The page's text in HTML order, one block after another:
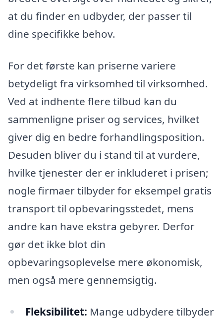
at du finder en udbyder, der passer til
dine specifikke behov.
For det første kan priserne variere
betydeligt fra virksomhed til virksomhed.
Ved at indhente flere tilbud kan du
sammenligne priser og services, hvilket
giver dig en bedre forhandlingsposition.
Desuden bliver du i stand til at vurdere,
hvilke tjenester der er inkluderet i prisen;
nogle firmaer tilbyder for eksempel gratis
transport til opbevaringsstedet, mens
andre kan have ekstra gebyrer. Derfor
gør det ikke blot din
opbevaringsoplevelse mere økonomisk,
men også mere gennemsigtig.
Fleksibilitet: Mange udbydere tilbyder